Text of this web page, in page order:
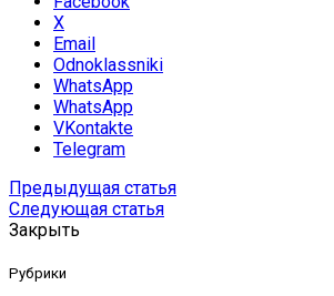
X
Email
Odnoklassniki
WhatsApp
WhatsApp
VKontakte
Telegram
Предыдущая статья
Следующая статья
Закрыть
Рубрики